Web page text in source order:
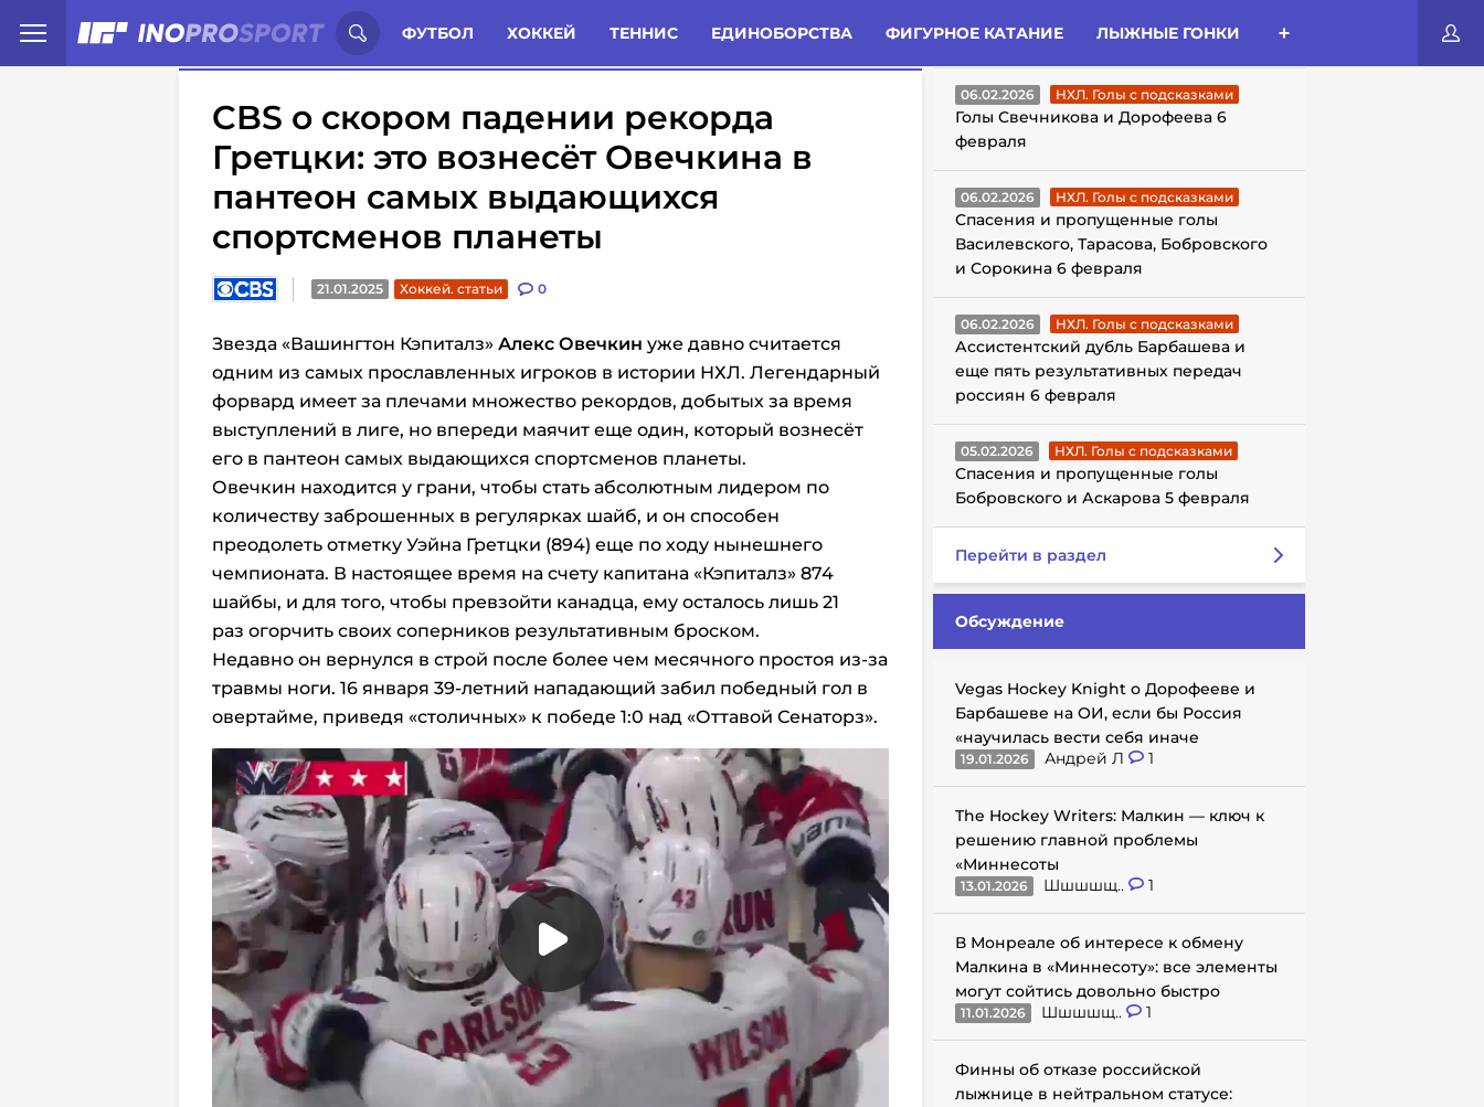
ФУТБОЛ ХОККЕЙ ТЕННИС ЕДИНОБОРСТВА ФИГУРНОЕ КАТАНИЕ ЛЫЖНЫЕ ГОНКИ
Иностранцы о спорте России: Статьи Комменты Новости
CBS о скором падении рекорда
Гретцки: это вознесёт Овечкина в
пантеон самых выдающихся
спортсменов планеты
21.01.2025 Хоккей. статьи 0
Звезда «Вашингтон Кэпиталз» Алекс Овечкин уже давно считается
одним из самых прославленных игроков в истории НХЛ. Легендарный
форвард имеет за плечами множество рекордов, добытых за время
выступлений в лиге, но впереди маячит еще один, который вознесёт
его в пантеон самых выдающихся спортсменов планеты.
Овечкин находится у грани, чтобы стать абсолютным лидером по
количеству заброшенных в регулярках шайб, и он способен
преодолеть отметку Уэйна Гретцки (894) еще по ходу нынешнего
чемпионата. В настоящее время на счету капитана «Кэпиталз» 874
шайбы, и для того, чтобы превзойти канадца, ему осталось лишь 21
раз огорчить своих соперников результативным броском.
Недавно он вернулся в строй после более чем месячного простоя из-за
травмы ноги. 16 января 39-летний нападающий забил победный гол в
овертайме, приведя «столичных» к победе 1:0 над «Оттавой Сенаторз».
ГОЛЫ С ПОДСКАЗКАМИ
06.02.2026 НХЛ. Голы с подсказками
Голы Свечникова и Дорофеева 6
февраля
06.02.2026 НХЛ. Голы с подсказками
Спасения и пропущенные голы
Василевского, Тарасова, Бобровского
и Сорокина 6 февраля
06.02.2026 НХЛ. Голы с подсказками
Ассистентский дубль Барбашева и
еще пять результативных передач
россиян 6 февраля
05.02.2026 НХЛ. Голы с подсказками
Спасения и пропущенные голы
Бобровского и Аскарова 5 февраля
Перейти в раздел
Обсуждение
Vegas Hockey Knight о Дорофееве и
Барбашеве на ОИ, если бы Россия
«научилась вести себя иначе
19.01.2026 Андрей Л 1
The Hockey Writers: Малкин — ключ к
решению главной проблемы
«Миннесоты
13.01.2026 Шшшшщ.. 1
В Монреале об интересе к обмену
Малкина в «Миннесоту»: все элементы
могут сойтись довольно быстро
11.01.2026 Шшшшщ.. 1
Финны об отказе российской
лыжнице в нейтральном статусе: